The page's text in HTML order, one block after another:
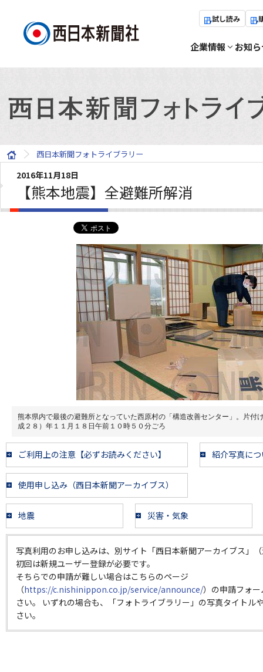
試し読み
企業情報 お知
西日本新聞フォトライブラリー
2016年11月18日
【熊本地震】全避難所解消
熊本県内で最後の避難所となっていた西原村の「構造改善センター」。片付
成２８）年１１月１８日午前１０時５０分ごろ
ご利用上の注意【必ずお読みください】 紹介写真に
使用申し込み（西日本新聞アーカイブス）
地震 災害・気象
写真利用のお申し込みは、別サイト「西日本新聞アーカイブス」
初回は新規ユーザー登録が必要です。
そちらでの申請が難しい場合はこちらのページ
（https://c.nishinippon.co.jp/service/announce/）の申請フォ
さい。 いずれの場合も、「フォトライブラリー」の写真タイトル
さい。